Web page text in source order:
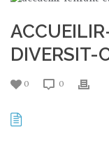
DIVERSIT-
0 0